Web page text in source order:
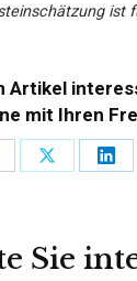
ist
Artikel
mit Ihren
Teilen
Sie